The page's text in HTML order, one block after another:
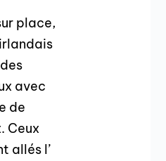
place,
avec
de
Ceux
allés l’